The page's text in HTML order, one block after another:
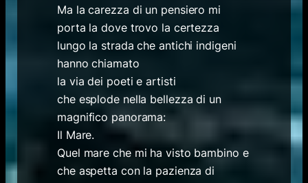
Ma la carezza di un pensiero mi
porta la dove trovo la certezza
lungo la strada che antichi indigeni
hanno chiamato
la via dei poeti e artisti
che esplode nella bellezza di un
magnifico panorama:
Il Mare.
Quel mare che mi ha visto bambino e
che aspetta con la pazienza di